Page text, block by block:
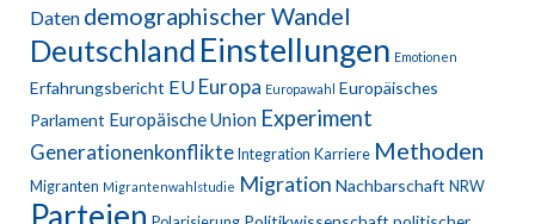
Daten demographischer Wandel
Deutschland Einstellungen Emotionen
Erfahrungsbericht EU Europa Europawahl Europäisches
Parlament Europäische Union Experiment
Generationenkonflikte Integration Karriere Methoden
Migranten Migrantenwahlstudie Migration Nachbarschaft NRW
Parteien